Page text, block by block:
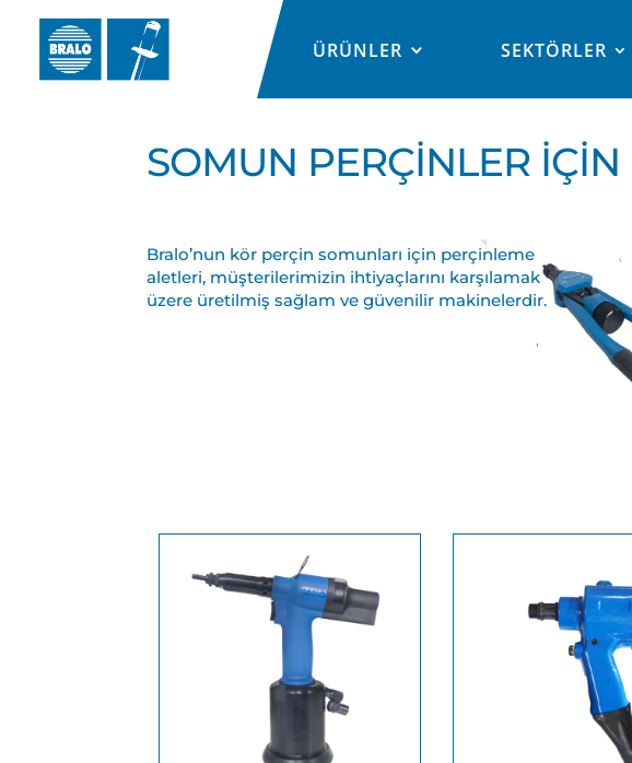
ÜRÜNLER SEKTÖRLER
SOMUN PERÇİNLER İÇİN
PERÇİNLEME ALETLERİ
Bralo’nun kör perçin somunları için perçinleme
aletleri, müşterilerimizin ihtiyaçlarını karşılamak
üzere üretilmiş sağlam ve güvenilir makinelerdir.